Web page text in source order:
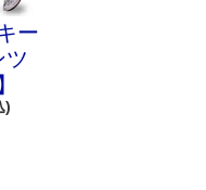
ー
ツ
)